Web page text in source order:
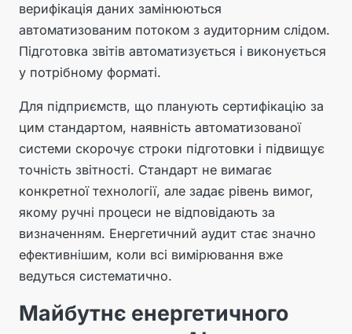
верифікація даних замінюються
автоматизованим потоком з аудиторним слідом.
Підготовка звітів автоматизується і виконується
у потрібному форматі.
Для підприємств, що планують сертифікацію за
цим стандартом, наявність автоматизованої
системи скорочує строки підготовки і підвищує
точність звітності. Стандарт не вимагає
конкретної технології, але задає рівень вимог,
якому ручні процеси не відповідають за
визначенням. Енергетичний аудит стає значно
ефективнішим, коли всі вимірювання вже
ведуться систематично.
Майбутнє енергетичного